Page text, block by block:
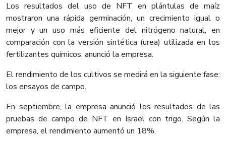
Los resultados del uso de NFT en plántulas de maíz
mostraron una rápida germinación, un crecimiento igual o
mejor y un uso más eficiente del nitrógeno natural, en
comparación con la versión sintética (urea) utilizada en los
fertilizantes químicos, anunció la empresa.
El rendimiento de los cultivos se medirá en la siguiente fase:
los ensayos de campo.
En septiembre, la empresa anunció los resultados de las
pruebas de campo de NFT en Israel con trigo. Según la
empresa, el rendimiento aumentó un 18%.